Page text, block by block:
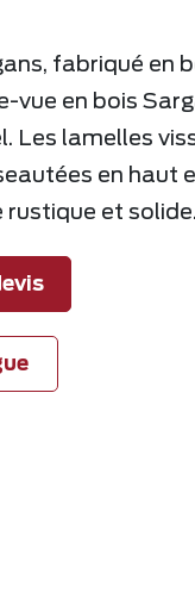
fabriqué en
vue en bois
Les lamelles
en haut
rustique et solide.